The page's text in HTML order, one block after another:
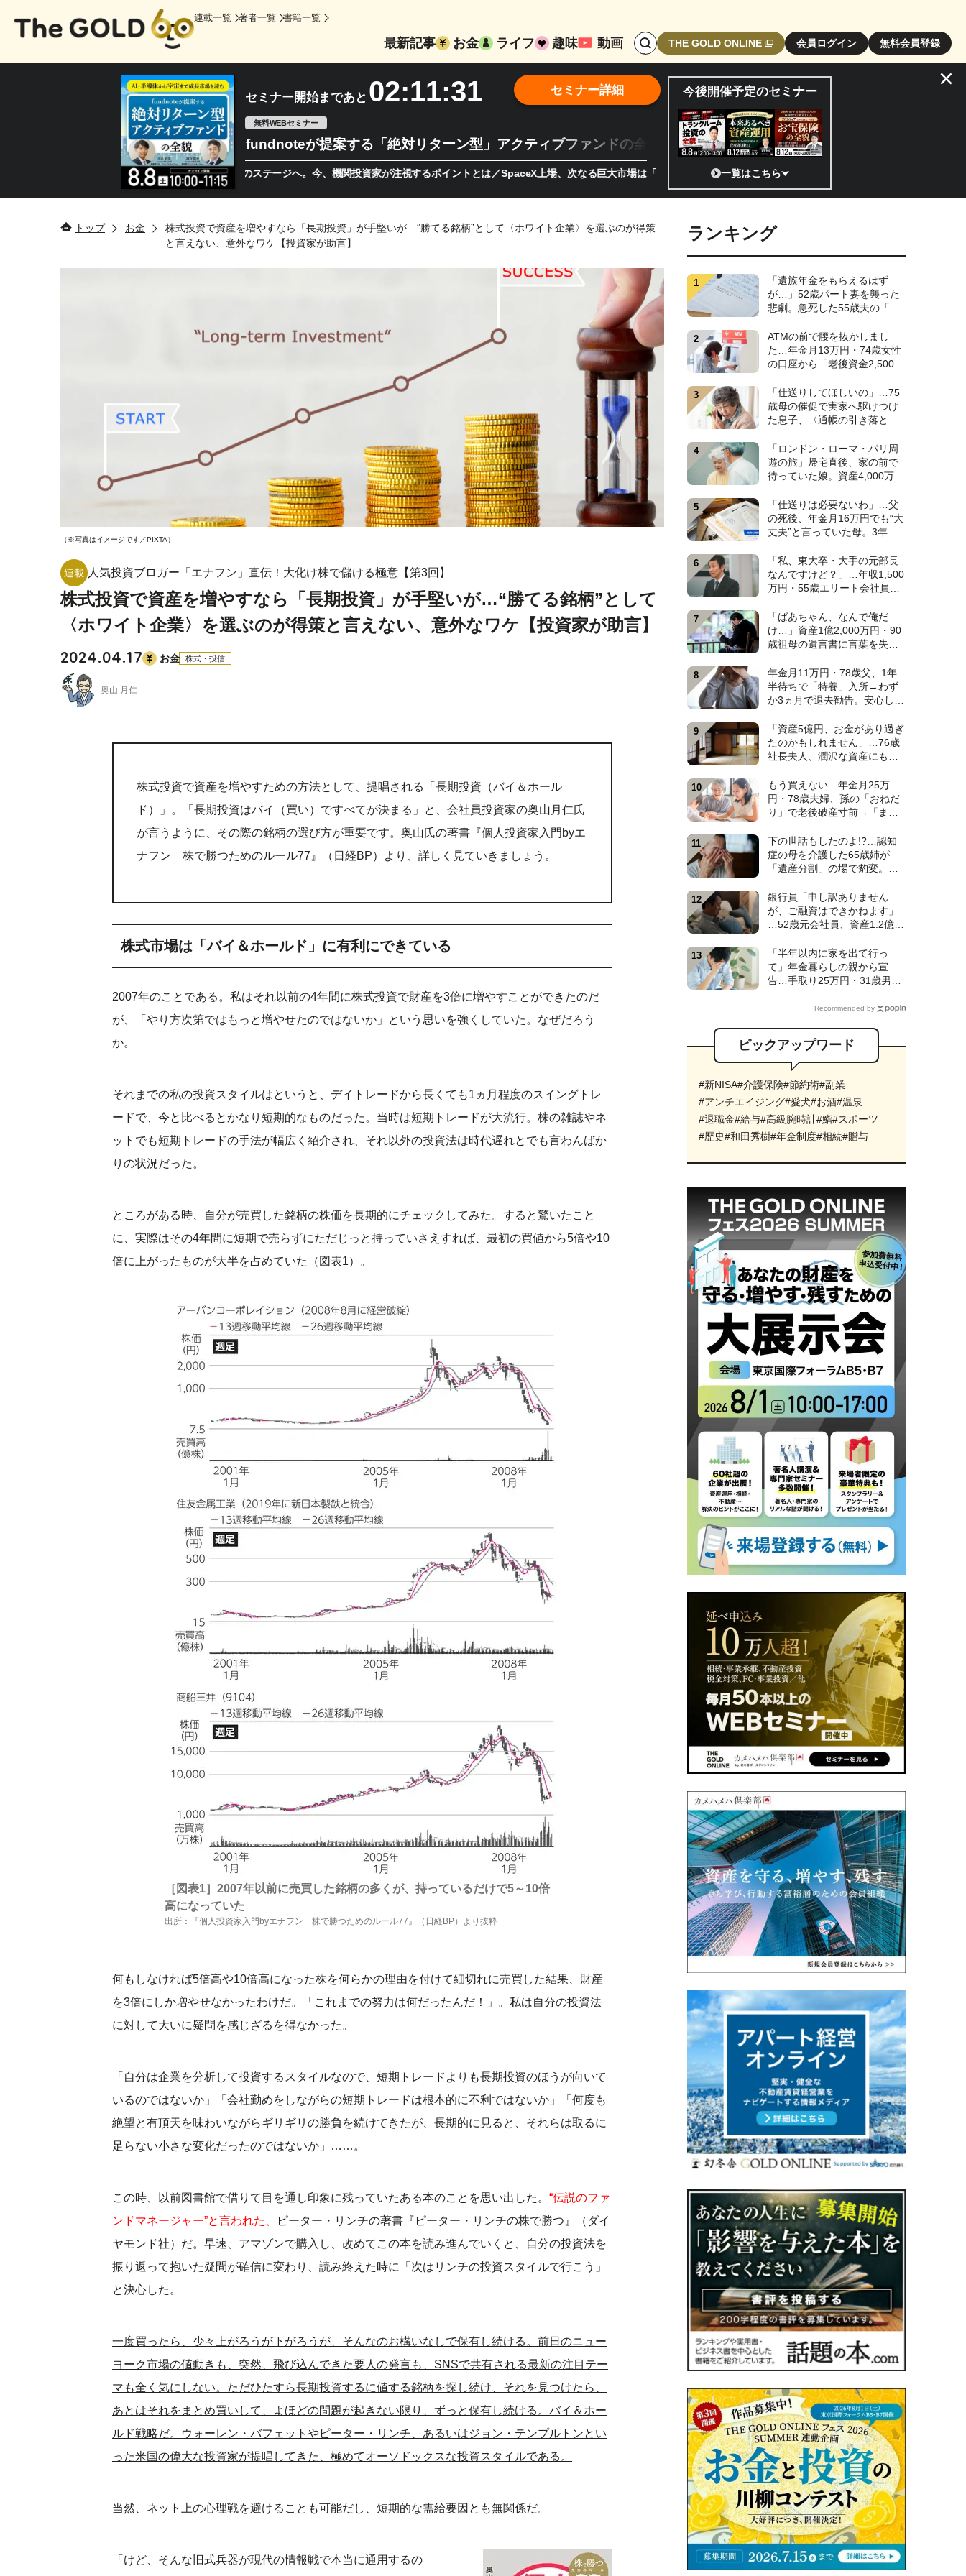
最新記事 お金 ライフ 趣味 動画
検
索
エ
閉
ボ
タ
ン
THE GOLD ONLINE 会員ログイン 無料会員登録
連載一覧 著者一覧 書籍一覧
セミナー開始まであと 02:11:30
無料WEBセミナー
fundnoteが提案する「絶対リターン型」アクティブファンドの全貌
半導体相場は次のステージへ。今、機関投資家が注視するポイントとは／SpaceX上場、次なる巨大市場は「宇宙!?」 日本の宇宙ベンチャーのココがスゴイ！／補助金から実需へ、知
セミナー詳細 今後開催予定のセミナー
一覧はこちら
×
トップ お金
株式投資で資産を増やすなら「長期投資」が手堅いが…“勝てる銘柄”として〈ホワイト企業〉を選ぶのが得策
と言えない、意外なワケ【投資家が助言】
（※写真はイメージです／PIXTA）
連載 人気投資ブロガー「エナフン」直伝！大化け株で儲ける極意【第3回】
株式投資で資産を増やすなら「長期投資」が手堅いが…“勝てる銘柄”として
〈ホワイト企業〉を選ぶのが得策と言えない、意外なワケ【投資家が助言】
2024.04.17 お金 株式・投信
奥山 月仁
株式投資で資産を増やすための方法として、提唱される「長期投資（バイ＆ホール
ド）」。「長期投資はバイ（買い）ですべてが決まる」と、会社員投資家の奥山月仁氏
が言うように、その際の銘柄の選び方が重要です。奥山氏の著書『個人投資家入門byエ
ナフン 株で勝つためのルール77』（日経BP）より、詳しく見ていきましょう。
株式市場は「バイ＆ホールド」に有利にできている
2007年のことである。私はそれ以前の4年間に株式投資で財産を3倍に増やすことができたのだ
が、「やり方次第ではもっと増やせたのではないか」という思いを強くしていた。なぜだろう
か。
それまでの私の投資スタイルはというと、デイトレードから長くても1ヵ月程度のスイングトレ
ードで、今と比べるとかなり短期的なものだった。当時は短期トレードが大流行。株の雑誌やネ
ットでも短期トレードの手法が幅広く紹介され、それ以外の投資法は時代遅れとでも言わんばか
りの状況だった。
ところがある時、自分が売買した銘柄の株価を長期的にチェックしてみた。すると驚いたこと
に、実際はその4年間に短期で売らずにただじっと持っていさえすれば、最初の買値から5倍や10
倍に上がったものが大半を占めていた（図表1）。
［図表1］2007年以前に売買した銘柄の多くが、持っているだけで5～10倍
高になっていた
出所：『個人投資家入門byエナフン 株で勝つためのルール77』（日経BP）より抜粋
何もしなければ5倍高や10倍高になった株を何らかの理由を付けて細切れに売買した結果、財産
を3倍にしか増やせなかったわけだ。「これまでの努力は何だったんだ！」。私は自分の投資法
に対して大いに疑問を感じざるを得なかった。
「自分は企業を分析して投資するスタイルなので、短期トレードよりも長期投資のほうが向いて
いるのではないか」「会社勤めをしながらの短期トレードは根本的に不利ではないか」「何度も
絶望と有頂天を味わいながらギリギリの勝負を続けてきたが、長期的に見ると、それらは取るに
足らない小さな変化だったのではないか」……。
この時、以前図書館で借りて目を通し印象に残っていたある本のことを思い出した。 “伝説のファ
ンドマネージャー”と言われた、
ピーター・リンチの著書『ピーター・リンチの株で勝つ』（ダイ
ヤモンド社）だ。早速、アマゾンで購入し、改めてこの本を読み進んでいくと、自分の投資法を
振り返って抱いた疑問が確信に変わり、読み終えた時に「次はリンチの投資スタイルで行こう」
と決心した。
一度買ったら、少々上がろうが下がろうが、そんなのお構いなしで保有し続ける。前日のニュー
ヨーク市場の値動きも、突然、飛び込んできた要人の発言も、SNSで共有される最新の注目テー
マも全く気にしない。ただひたすら長期投資するに値する銘柄を探し続け、それを見つけたら、
あとはそれをまとめ買いして、よほどの問題が起きない限り、ずっと保有し続ける。バイ＆ホー
ルド戦略だ。ウォーレン・バフェットやピーター・リンチ、あるいはジョン・テンプルトンとい
った米国の偉大な投資家が提唱してきた、極めてオーソドックスな投資スタイルである。
当然、ネット上の心理戦を避けることも可能だし、短期的な需給要因とも無関係だ。
「けど、そんな旧式兵器が現代の情報戦で本当に通用するの
ランキング
「遺族年金をもらえるはず
が…」52歳パート妻を襲った
悲劇。急死した55歳夫の「書
みに出た〈衝撃の秘密〉
【CFPが解説】
ATMの前で腰を抜かしまし
た…年金月13万円・74歳女性
の口座から「老後資金2,500万
ケは昼下がりの〈1本の電話〉
【弁護士が警鐘】
「仕送りしてほしいの」…75
歳母の催促で実家へ駆けつけ
た息子、〈通帳の引き落とし
を食いつぶした“まさかの正
体”【CFPの助言】
「ロンドン・ローマ・パリ周
遊の旅」帰宅直後、家の前で
待っていた娘。資産4,000万
後を崩壊させた〈衝撃のカミ
ングアウト〉【CFPの助言】
「仕送りは必要ないわ」…父
の死後、年金月16万円でも“大
丈夫”と言っていた母。3年
ない封筒〉に息子が“思わず叫
んだ”ワケ【FPが解説】
「私、東大卒・大手の元部長
なんですけど？」…年収1,500
万円・55歳エリート会社員、
り全敗”。専業主婦の妻が仕切
る家で「居場所がありませ
ん」の現実【CFPの助言】
「ばあちゃん、なんで俺だ
け…」資産1億2,000万円・90
歳祖母の遺言書に言葉を失っ
勤務・38歳孫〉だけが遺産相
続から除外されたワケ【弁護
士が解説】
年金月11万円・78歳父、1年
半待ちで「特養」入所→わず
か3ヵ月で退去勧告。安心しき
られた〈まさかのひと言〉
【元介護施設職員のFPが解
説】
「資産5億円、お金があり過ぎ
たのかもしれません」…76歳
社長夫人、潤沢な資産にも暗
屋に住み続ける“跡取り息
子”【CFPが解説】
もう買えない…年金月25万
円・78歳夫婦、孫の「おねだ
り」で老後破産寸前→「まさ
越しの再会で涙した〈孫のひ
と言〉【CFPが解説】
下の世話もしたのよ!?…認知
症の母を介護した65歳姉が
「遺産分割」の場で豹変。
歳弟が絶句したワケ【弁護士
が解説】
銀行員「申し訳ありません
が、ご融資はできかねます」
…52歳元会社員、資産1.2億円
さかの門前払い”。狭い賃貸で
妻と2人「地獄のFIRE生活」
のワケ【FPの解説】
「半年以内に家を出て行っ
て」年金暮らしの親から宣
告…手取り25万円・31歳男性
ヵ月で「実家へUターン」した
Recommended by
ピックアップワード
#新NISA#介護保険#節約術#副業
#アンチエイジング#愛犬#お酒#温泉
#退職金#給与#高級腕時計#鮨#スポーツ
#歴史#和田秀樹#年金制度#相続#贈与